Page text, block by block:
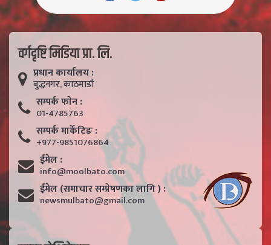
वर्गदृष्टि मिडिया प्रा. लि.
प्रधान कार्यालय :
बुद्धनगर, काठमाडाैं
सम्पर्क फाेन :
01-4785763
सम्पर्क मार्केटिङ :
+977-9851076864
ईमेल :
info@moolbato.com
ईमेल (समाचार सम्प्रेषणका लागि ) :
newsmulbato@gmail.com